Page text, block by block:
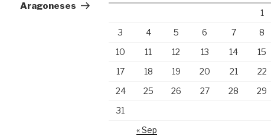
Aragoneses
1
3
4 5 6 7 8
10
11 12 13 14 15
17
18 19 20 21 22
24
25 26 27 28 29
31
« Sep